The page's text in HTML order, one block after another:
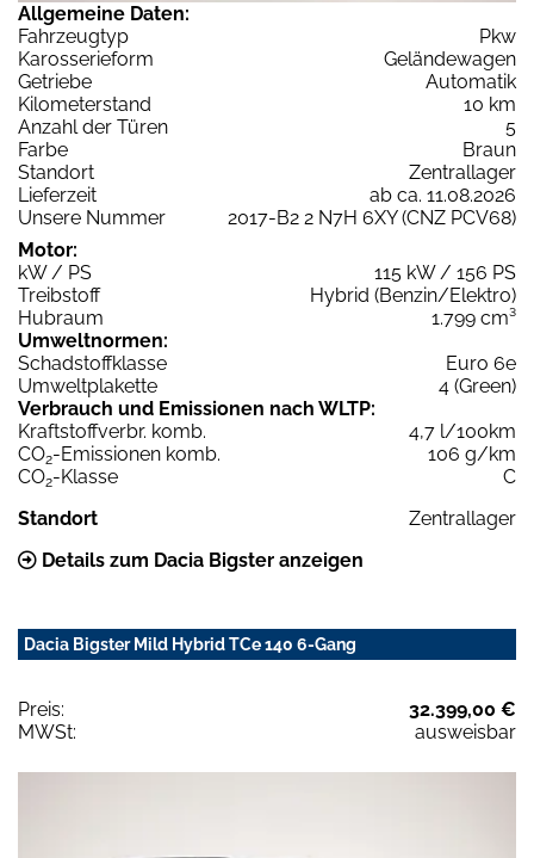
Allgemeine Daten:
Fahrzeugtyp
Pkw
Karosserieform
Geländewagen
Getriebe
Automatik
Kilometerstand
10 km
Anzahl der Türen
5
Farbe
Braun
Standort
Zentrallager
Lieferzeit
ab ca. 11.08.2026
Unsere Nummer
2017-B2 2 N7H 6XY (CNZ PCV68)
Motor:
kW / PS
115 kW / 156 PS
Treibstoff
Hybrid (Benzin/Elektro)
Hubraum
1.799 cm³
Umweltnormen:
Schadstoffklasse
Euro 6e
Umweltplakette
4 (Green)
Verbrauch und Emissionen nach WLTP:
Kraftstoffverbr. komb.
4,7 l/100km
CO2-Emissionen komb.
106 g/km
CO2-Klasse
C
Standort
Zentrallager
Details zum Dacia Bigster anzeigen
Dacia Bigster Mild Hybrid TCe 140 6-Gang
Preis:
32.399,00 €
MWSt:
ausweisbar